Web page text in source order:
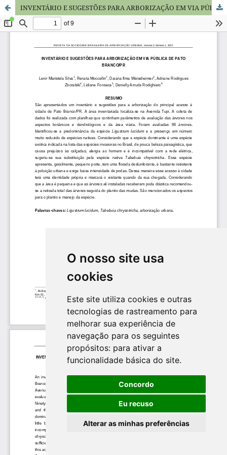
O nosso site usa
cookies
Este site utiliza cookies e outras
tecnologias de rastreamento para
melhorar sua experiência de
navegação para os seguintes
propósitos: para ativar a
funcionalidade básica do site.
Concordo
Eu recuso
Alterar as minhas preferências
INVENTÁRIO E SUGESTÕES PARA ARBORIZAÇÃO EM VIA PÚBLICA DE PATO BRANCO/PR